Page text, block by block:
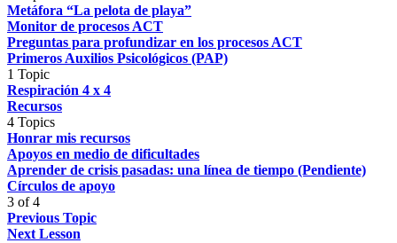
Metáfora “La pelota de playa”
Monitor de procesos ACT
Preguntas para profundizar en los procesos ACT
Primeros Auxilios Psicológicos (PAP)
1 Topic
Respiración 4 x 4
Recursos
4 Topics
Honrar mis recursos
Apoyos en medio de dificultades
Aprender de crisis pasadas: una línea de tiempo (Pendiente)
Círculos de apoyo
3 of 4
Previous Topic
Next Lesson